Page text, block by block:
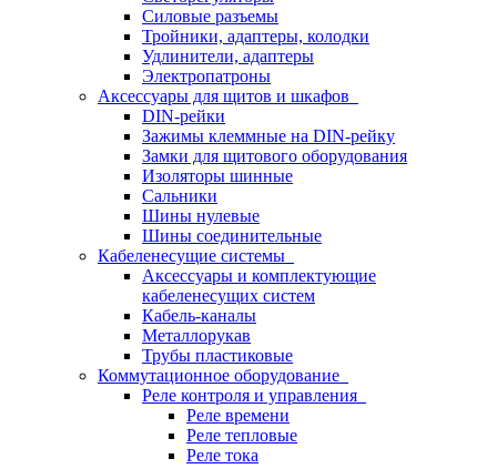
Силовые разъемы
Тройники, адаптеры, колодки
Удлинители, адаптеры
Электропатроны
Аксессуары для щитов и шкафов
DIN-рейки
Зажимы клеммные на DIN-рейку
Замки для щитового оборудования
Изоляторы шинные
Сальники
Шины нулевые
Шины соединительные
Кабеленесущие системы
Аксессуары и комплектующие
кабеленесущих систем
Кабель-каналы
Металлорукав
Трубы пластиковые
Коммутационное оборудование
Реле контроля и управления
Реле времени
Реле тепловые
Реле тока